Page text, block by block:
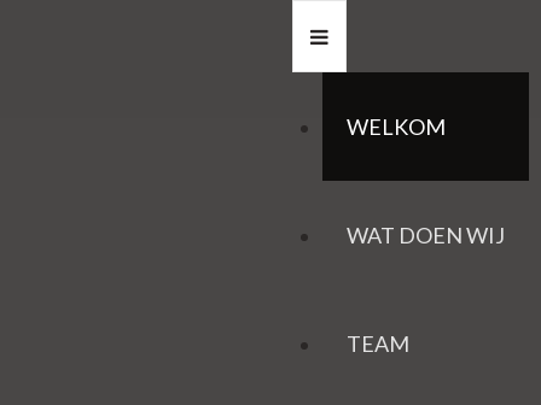
WELKOM
WAT DOEN WIJ
TEAM